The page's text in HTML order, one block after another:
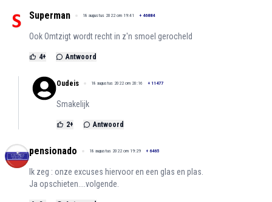
Superman 18 augustus 2022 om 19:41 + 46884
Ook Omtzigt wordt recht in z'n smoel gerocheld
4+ Antwoord
Oudeis 18 augustus 2022 om 20:16 + 11477
Smakelijk
2+ Antwoord
pensionado 18 augustus 2022 om 19:29 + 6465
Ik zeg : onze excuses hiervoor en een glas en plas.
Ja opschieten....volgende.